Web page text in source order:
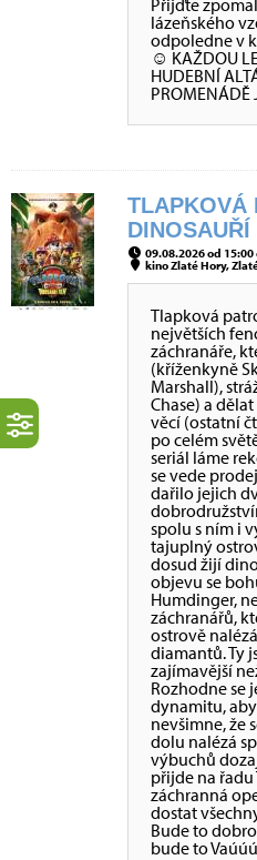
Přijďte
lázeňského
odpoledne v
☺ KAŽDOU
HUDEBNÍ
PROMENÁDĚ
TLAPKOVÁ
09.08.2026 od
kino Zlaté Hory,
Tlapková
největších
záchranáře,
(kříženkyně
Marshall),
Chase) a
věcí (ostatní
po celém
seriál láme
se vede
dařilo jejich
spolu s ním i
tajuplný
dosud žijí
objevu se
Humdinger,
záchranářů,
ostrově
diamantů. Ty
zajímavější
Rozhodne se
dynamitu,
nevšimne, že
dolu nalézá
výbuchů
přijde na
záchranná
dostat
Bude to
bude to